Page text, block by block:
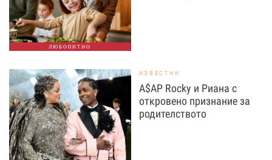
ЛЮБОПИТНО
ИЗВЕСТНИ
A$AP Rocky и Риана с
откровено признание за
родителството